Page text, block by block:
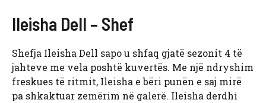
Ileisha Dell – Shef
Shefja Ileisha Dell sapo u shfaq gjatë sezonit 4 të
jahteve me vela poshtë kuvertës. Me një ndryshim
freskues të ritmit, Ileisha e bëri punën e saj mirë
pa shkaktuar zemërim në galerë. Ileisha derdhi